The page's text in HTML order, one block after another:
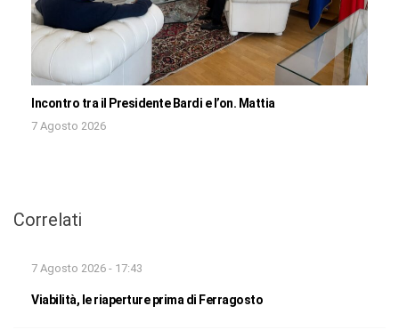
Incontro tra il Presidente Bardi e l’on. Mattia
7 Agosto 2026
Correlati
7 Agosto 2026 - 17:43
Viabilità, le riaperture prima di Ferragosto